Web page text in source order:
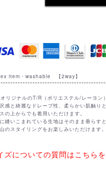
item・washable 【2way】
リジナルのT/R（ポリエステル/レーヨン
感と綺麗なドレープ性、柔らかい肌触り
の上からでも着用いただけます。
縫いこまれている生地はそのまま垂らす
のスタイリングをお楽しみいただけます。
ズについての質問はこちら